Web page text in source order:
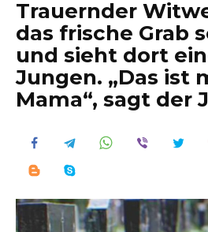
Trauernder
das frische Grab
und sieht dort
Jungen. „Das ist
Mama“, sagt der